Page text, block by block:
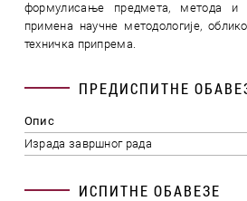
формулисање предмета, метода и
примена научне методологије,
техничка припрема.
ПРЕДИСПИТНЕ
Опис
Израда завршног рада
ИСПИТНЕ ОБАВЕЗЕ